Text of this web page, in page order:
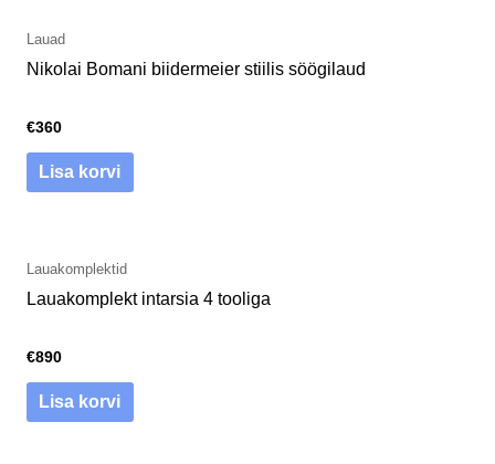
Lauad
Nikolai Bomani biidermeier stiilis söögilaud
€360
Lisa korvi
Lauakomplektid
Lauakomplekt intarsia 4 tooliga
€890
Lisa korvi